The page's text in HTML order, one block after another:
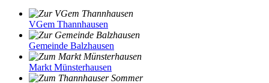
VGem Thannhausen
Gemeinde Balzhausen
Markt Münsterhausen